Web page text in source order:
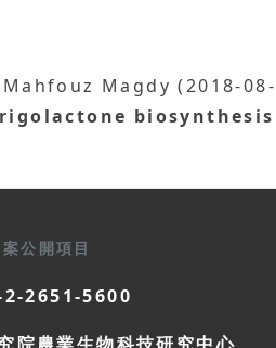
Magdy (2018-
biosynthesis
公開項目
2651-5600